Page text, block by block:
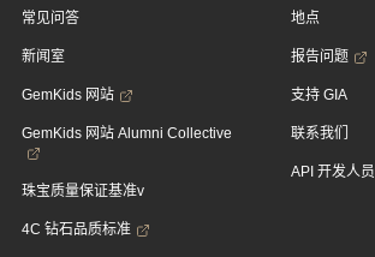
常见问答
新闻室
GemKids 网站
GemKids 网站 Alumni Collective
珠宝质量保证基准v
4C 钻石品质标准
地点
报告问题
支持 GIA
联系我们
API 开发人员